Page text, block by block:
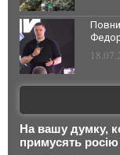
На вашу думку,
примусять росію